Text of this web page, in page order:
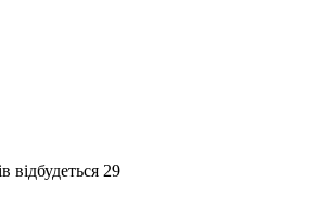
відбудеться 29